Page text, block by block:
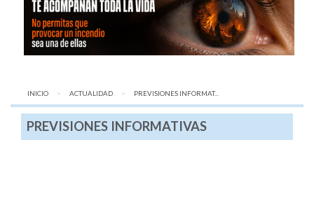
INICIO ACTUALIDAD AQUÍ:
PREVISIONES INFORMAT...
PREVISIONES INFORMATIVAS